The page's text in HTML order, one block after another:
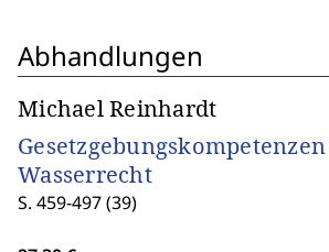
Abhandlungen
Michael Reinhardt
Wasserrecht
S. 459-497 (39)